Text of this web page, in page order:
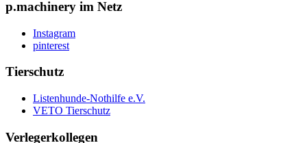
p.machinery im Netz
Instagram
pinterest
Tierschutz
Listenhunde-Nothilfe e.V.
VETO Tierschutz
Verlegerkollegen